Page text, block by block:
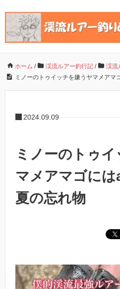
ホーム / 渓流ルアー釣行記 / 渓流
ミノーのトゥイッチを嫌うヤマメアマ
2024.09.09
ミノーのトゥ
マメアマゴには
夏の忘れ物